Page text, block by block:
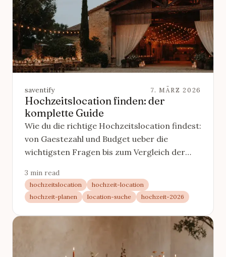
saventify 7. MÄRZ 2026
Hochzeitslocation finden: der
komplette Guide
Wie du die richtige Hochzeitslocation findest:
von Gaestezahl und Budget ueber die
wichtigsten Fragen bis zum Vergleich der
3 min read
hochzeitslocation
hochzeit-location
hochzeit-planen
location-suche hochzeit-2026